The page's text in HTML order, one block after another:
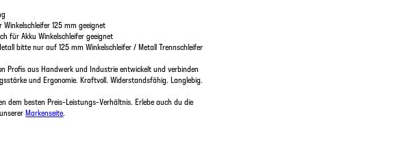
Winkelschleifer 125 mm geeignet
für Akku Winkelschleifer geeignet
bitte nur auf 125 mm Winkelschleifer / Metall Trennschleifer
Profis aus Handwerk und Industrie entwickelt und verbinden
und Ergonomie. Kraftvoll. Widerstandsfähig. Langlebig.
dem besten Preis-Leistungs-Verhältnis. Erlebe auch du die
Markenseite.